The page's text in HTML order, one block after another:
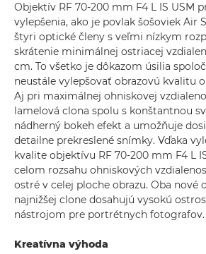
Objektív RF 70-200 mm F4 L IS USM
vylepšenia, ako je povlak šošoviek Air
štyri optické členy s veľmi nízkym
skrátenie minimálnej ostriacej
cm. To všetko je dôkazom úsilia
neustále vylepšovať obrazovú kvalitu
Aj pri maximálnej ohniskovej
lamelová clona spolu s konštantnou
nádherný bokeh efekt a umožňuje
detailne prekreslené snímky. Vďaka
kvalite objektívu RF 70-200 mm F4 L
celom rozsahu ohniskových
ostré v celej ploche obrazu. Oba nové
najnižšej clone dosahujú vysokú
nástrojom pre portrétnych fotografov.
Kreatívna výhoda